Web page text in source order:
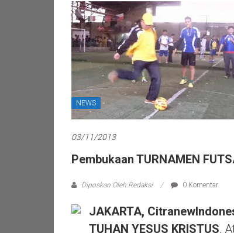
NEWS
03/11/2013
Pembukaan TURNAMEN
Diposkan Oleh:Redaksi 0 Komentar
JAKARTA,
TUHAN YESUS KRISTUS,